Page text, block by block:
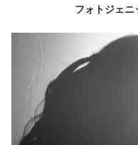
フォトジェニ